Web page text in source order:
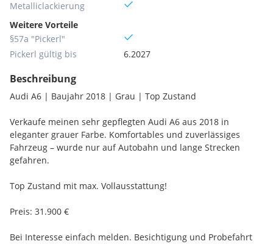
Metallic­lackierung
Weitere Vorteile
§57a "Pickerl"
Pickerl gültig bis
6.2027
Beschreibung
Audi A6 | Baujahr 2018 | Grau | Top Zustand
Verkaufe meinen sehr gepflegten Audi A6 aus 2018 in
eleganter grauer Farbe. Komfortables und zuverlässiges
Fahrzeug – wurde nur auf Autobahn und lange Strecken
gefahren.
Top Zustand mit max. Vollausstattung!
Preis: 31.900 €
Bei Interesse einfach melden. Besichtigung und Probefahrt